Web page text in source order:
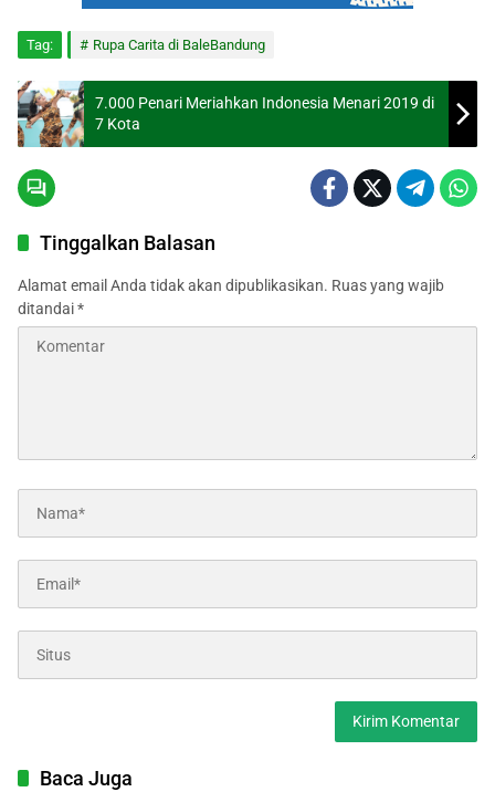
Tag: Rupa Carita di BaleBandung
7.000 Penari Meriahkan Indonesia Menari 2019 di
7 Kota
Tinggalkan Balasan
Alamat email Anda tidak akan dipublikasikan. Ruas yang wajib
ditandai*
Baca Juga